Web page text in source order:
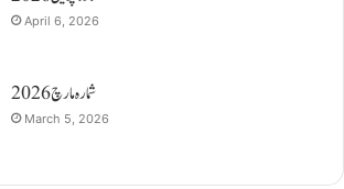
April 6, 2026
شمارہ مارچ 2026
March 5, 2026